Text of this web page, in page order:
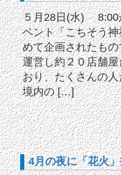
５月28日(水) 8:00
ベント「こちそう
めて企画されたも
運営し約２０店舗
おり、たくさんの
境内の […]
4月の夜に「花火